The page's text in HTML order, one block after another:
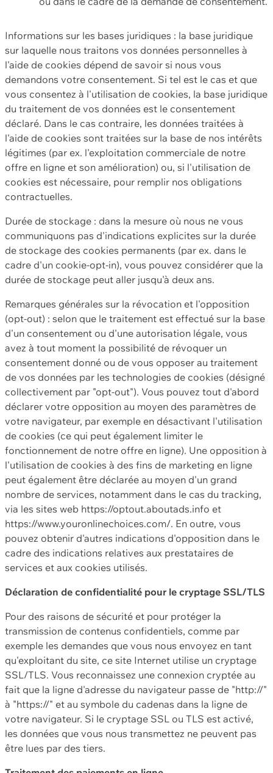
Informations sur les bases juridiques : la base juridique
sur laquelle nous traitons vos données personnelles à
l'aide de cookies dépend de savoir si nous vous
demandons votre consentement. Si tel est le cas et que
vous consentez à l'utilisation de cookies, la base juridique
du traitement de vos données est le consentement
déclaré. Dans le cas contraire, les données traitées à
l'aide de cookies sont traitées sur la base de nos intérêts
légitimes (par ex. l'exploitation commerciale de notre
offre en ligne et son amélioration) ou, si l'utilisation de
cookies est nécessaire, pour remplir nos obligations
contractuelles.
Durée de stockage : dans la mesure où nous ne vous
communiquons pas d'indications explicites sur la durée
de stockage des cookies permanents (par ex. dans le
cadre d'un cookie-opt-in), vous pouvez considérer que la
durée de stockage peut aller jusqu'à deux ans.
Remarques générales sur la révocation et l'opposition
(opt-out) : selon que le traitement est effectué sur la base
d'un consentement ou d'une autorisation légale, vous
avez à tout moment la possibilité de révoquer un
consentement donné ou de vous opposer au traitement
de vos données par les technologies de cookies (désigné
collectivement par "opt-out"). Vous pouvez tout d'abord
déclarer votre opposition au moyen des paramètres de
votre navigateur, par exemple en désactivant l'utilisation
de cookies (ce qui peut également limiter le
fonctionnement de notre offre en ligne). Une opposition à
l'utilisation de cookies à des fins de marketing en ligne
peut également être déclarée au moyen d'un grand
nombre de services, notamment dans le cas du tracking,
via les sites web https://optout.aboutads.info et
https://www.youronlinechoices.com/. En outre, vous
pouvez obtenir d'autres indications d'opposition dans le
cadre des indications relatives aux prestataires de
services et aux cookies utilisés.
Déclaration de confidentialité pour le cryptage SSL/TLS
Pour des raisons de sécurité et pour protéger la
transmission de contenus confidentiels, comme par
exemple les demandes que vous nous envoyez en tant
qu'exploitant du site, ce site Internet utilise un cryptage
SSL/TLS. Vous reconnaissez une connexion cryptée au
fait que la ligne d'adresse du navigateur passe de "http://"
à "https://" et au symbole du cadenas dans la ligne de
votre navigateur. Si le cryptage SSL ou TLS est activé,
les données que vous nous transmettez ne peuvent pas
être lues par des tiers.